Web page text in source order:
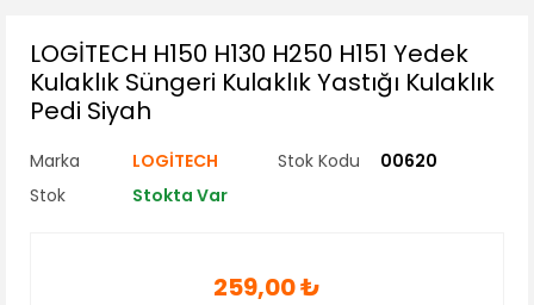
LOGİTECH H150 H130 H250 H151 Yedek
Kulaklık Süngeri Kulaklık Yastığı Kulaklık
Pedi Siyah
Marka LOGİTECH Stok Kodu
00620
Stok
Stokta Var
259,00 ₺